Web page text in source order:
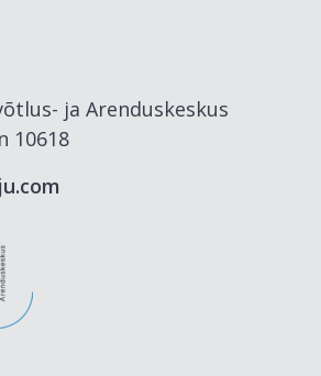
ja Arenduskeskus
10618